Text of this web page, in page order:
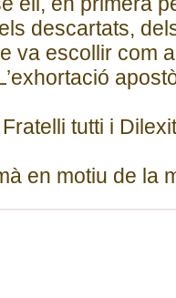
descartats,
va escollir com
tutti i
en motiu de la